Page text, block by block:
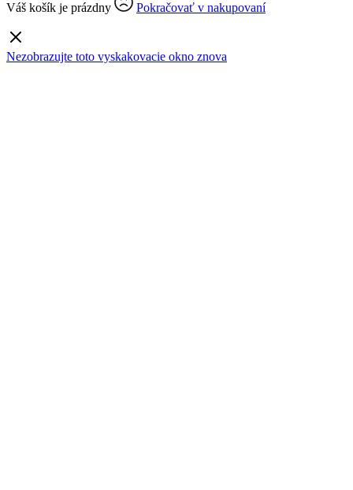
Váš košík je prázdny Pokračovať v nakupovaní
Nezobrazujte toto vyskakovacie okno znova